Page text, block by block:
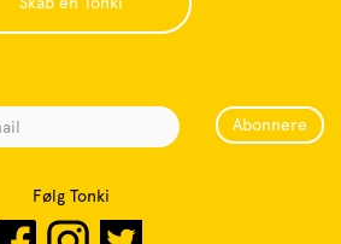
Abonnere
Følg Tonki